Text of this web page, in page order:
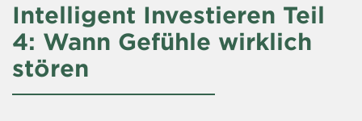
Intelligent Investieren Teil
4: Wann Gefühle wirklich
stören